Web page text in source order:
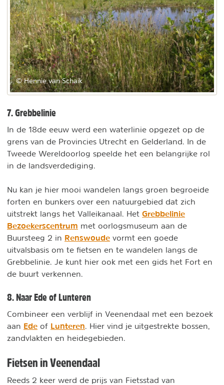
© Hennie van Schaik
7. Grebbelinie
In de 18de eeuw werd een waterlinie opgezet op de
grens van de Provincies Utrecht en Gelderland. In de
Tweede Wereldoorlog speelde het een belangrijke rol
in de landsverdediging.
Nu kan je hier mooi wandelen langs groen begroeide
forten en bunkers over een natuurgebied dat zich
uitstrekt langs het Valleikanaal. Het Grebbelinie
Bezoekerscentrum met oorlogsmuseum aan de
Buursteeg 2 in Renswoude vormt een goede
uitvalsbasis om te fietsen en te wandelen langs de
Grebbelinie. Je kunt hier ook met een gids het Fort en
de buurt verkennen.
8. Naar Ede of Lunteren
Combineer een verblijf in Veenendaal met een bezoek
aan Ede of Lunteren . Hier vind je uitgestrekte bossen,
zandvlakten en heidegebieden.
Fietsen in Veenendaal
Reeds 2 keer werd de prijs van Fietsstad van